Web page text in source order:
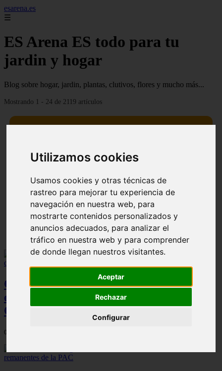
Utilizamos cookies
Usamos cookies y otras técnicas de
rastreo para mejorar tu experiencia de
navegación en nuestra web, para
mostrarte contenidos personalizados y
anuncios adecuados, para analizar el
tráfico en nuestra web y para comprender
de donde llegan nuestros visitantes.
Aceptar
Rechazar
Configurar
esarena.es
☰
ES Arena ES todo para tu
jardin y hogar
Blog sobre hogar, jardin, plantas, clutivos, flores y mucho más...
Mostrando 1 - 24 de 2119 artículos
defendible
Cien toneladas de abono local: la
estrategia de Madrid frente a la crisis de
Ormuz
04/08/2026